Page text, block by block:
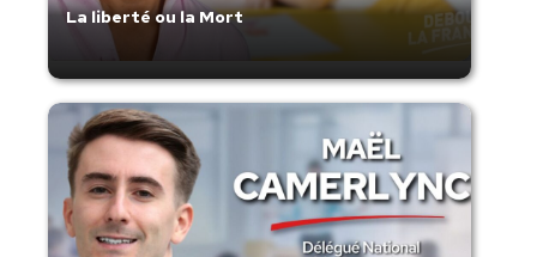
La liberté ou la Mort